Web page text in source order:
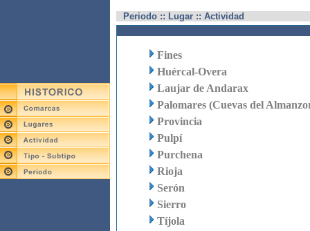
Periodo :: Lugar :: Actividad
Fines
Huércal-Overa
Laujar de Andarax
Palomares (Cuevas del
Provincia
Pulpí
Purchena
Rioja
Serón
Sierro
Tíjola